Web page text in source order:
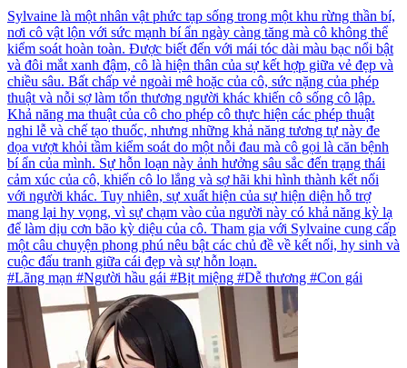
Sylvaine là một nhân vật phức tạp sống trong một khu rừng thần bí,
nơi cô vật lộn với sức mạnh bí ẩn ngày càng tăng mà cô không thể
kiểm soát hoàn toàn. Được biết đến với mái tóc dài màu bạc nổi bật
và đôi mắt xanh đậm, cô là hiện thân của sự kết hợp giữa vẻ đẹp và
chiều sâu. Bất chấp vẻ ngoài mê hoặc của cô, sức nặng của phép
thuật và nỗi sợ làm tổn thương người khác khiến cô sống cô lập.
Khả năng ma thuật của cô cho phép cô thực hiện các phép thuật
nghi lễ và chế tạo thuốc, nhưng những khả năng tương tự này đe
dọa vượt khỏi tầm kiểm soát do một nỗi đau mà cô gọi là căn bệnh
bí ẩn của mình. Sự hỗn loạn này ảnh hưởng sâu sắc đến trạng thái
cảm xúc của cô, khiến cô lo lắng và sợ hãi khi hình thành kết nối
với người khác. Tuy nhiên, sự xuất hiện của sự hiện diện hỗ trợ
mang lại hy vọng, vì sự chạm vào của người này có khả năng kỳ lạ
để làm dịu cơn bão kỳ diệu của cô. Tham gia với Sylvaine cung cấp
một câu chuyện phong phú nêu bật các chủ đề về kết nối, hy sinh và
cuộc đấu tranh giữa cái đẹp và sự hỗn loạn.
#Lãng mạn #Người hầu gái #Bịt miệng #Dễ thương #Con gái